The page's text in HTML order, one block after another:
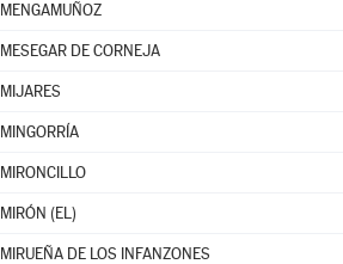
MENGAMUÑOZ
MESEGAR DE CORNEJA
MIJARES
MINGORRÍA
MIRONCILLO
MIRÓN (EL)
MIRUEÑA DE LOS INFANZONES